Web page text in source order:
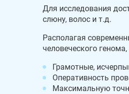
Для исследования
слюну, волос и т.д.
Располагая
человеческого
Грамотные,
Оперативность
Максимальную